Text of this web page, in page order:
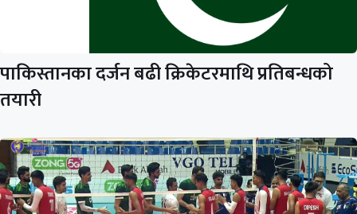
पाकिस्तानका दर्जन बढी क्रिकेटरमाथि प्रतिबन्धको
तयारी